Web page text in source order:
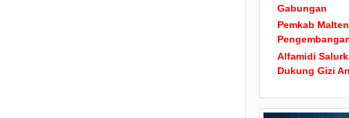
Gabungan
Pemkab
Alfamidi
Dukung Gizi